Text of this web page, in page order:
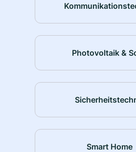
Photovoltaik &
Smart Home